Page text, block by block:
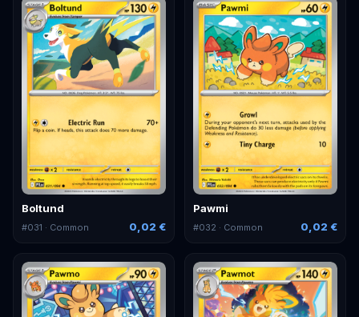
Boltund
#031 · Common 0,02 €
Pawmi
#032 · Common 0,02 €